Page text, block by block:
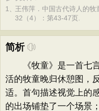
1、王伟萍．中国古代诗人的牧
32（4）：第43-47页.
简析
《牧童》是一首七言
活的牧童晚归休憩图，
适。首句描述视觉上的
的出场铺垫了一个场景